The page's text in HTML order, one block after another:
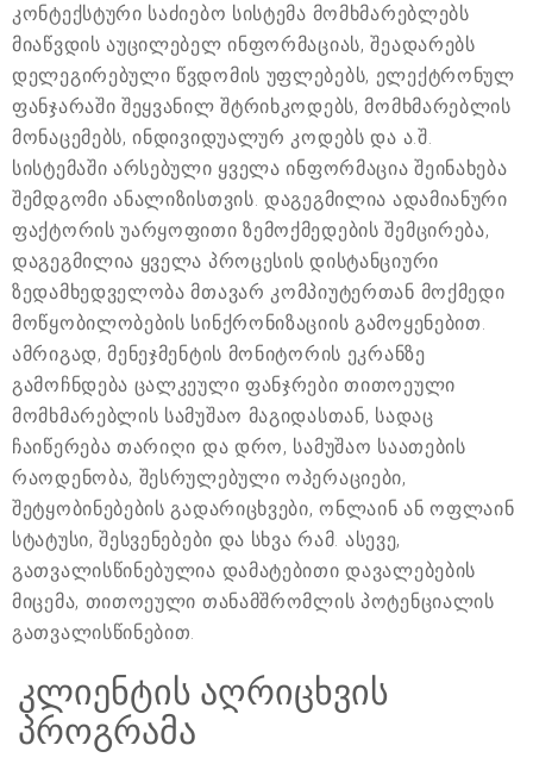
კონტექსტური საძიებო სისტემა მომხმარებლებს
მიაწვდის აუცილებელ ინფორმაციას, შეადარებს
დელეგირებული წვდომის უფლებებს, ელექტრონულ
ფანჯარაში შეყვანილ შტრიხკოდებს, მომხმარებლის
მონაცემებს, ინდივიდუალურ კოდებს და ა.შ.
სისტემაში არსებული ყველა ინფორმაცია შეინახება
შემდგომი ანალიზისთვის. დაგეგმილია ადამიანური
ფაქტორის უარყოფითი ზემოქმედების შემცირება,
დაგეგმილია ყველა პროცესის დისტანციური
ზედამხედველობა მთავარ კომპიუტერთან მოქმედი
მოწყობილობების სინქრონიზაციის გამოყენებით.
ამრიგად, მენეჯმენტის მონიტორის ეკრანზე
გამოჩნდება ცალკეული ფანჯრები თითოეული
მომხმარებლის სამუშაო მაგიდასთან, სადაც
ჩაიწერება თარიღი და დრო, სამუშაო საათების
რაოდენობა, შესრულებული ოპერაციები,
შეტყობინებების გადარიცხვები, ონლაინ ან ოფლაინ
სტატუსი, შესვენებები და სხვა რამ. ასევე,
გათვალისწინებულია დამატებითი დავალებების
მიცემა, თითოეული თანამშრომლის პოტენციალის
გათვალისწინებით.
კლიენტის აღრიცხვის
პროგრამა